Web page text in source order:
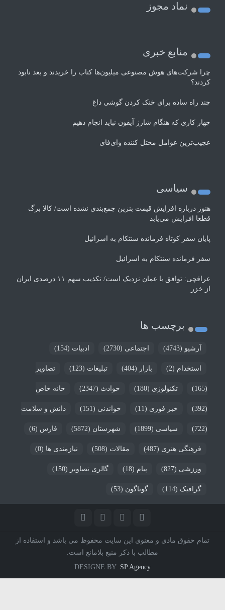
نماد مجوز
منابع خبری
چرا شرکت‌های هوش مصنوعی میلیون‌ها کتاب را خریدند و بعد نابود
کردند؟
چند راه‌ ساده برای خنک کردن گوشی داغ
چهار کاری که هنگام شارژ آیفون نباید انجام دهیم
عجیب‌ترین عوامل مختل کننده وای‌فای
سیاسی
هنوز درباره افزایش قیمت بنزین جمع‌بندی نشده است/ کالا برگ
قطعا افزایش می‌یابد
پایان سفر کوتاه فرمانده سنتکام به اسرائیل
سفر فرمانده سنتکام به اسرائیل
عراقچی: توافق با عمان نزدیک است/ تکذیب سهم ۱۱ درصدی ایران
از خزر
برچسب ها
آرشیو (4743) اجتماعی (2730) ادبیات (154)
استخدام (2) بازار (404) تبلیغات (123) تصاویر
(165) تکنولوژی (180) حوادث (2347) خانه خاص
(392) خبر فوری (11) خواندنی (151) دانش و سلامت
(722) سیاسی (1899) شهرستان (5872) فارس (6)
فرهنگی هنری (487) مقالات (508) نیازمندی ها (0)
ورزشی (827) پیام (18) گالری تصاویر (150)
گرافیک (114) گوناگون (53)
تمام حقوق مادی و معنوی این سایت محفوظ می باشد و استفاده از
مطالب با ذکر منبع بلامانع است.
DESIGNE BY: SP Agency